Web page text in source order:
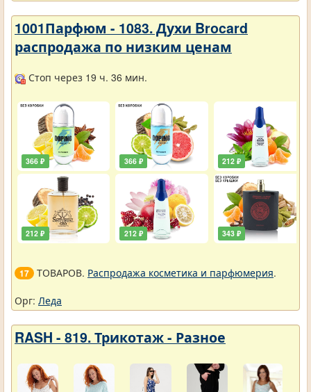
1001Парфюм - 1083. Духи Brocard
распродажа по низким ценам
Стоп через 19 ч. 36 мин.
366 ₽
212 ₽
366 ₽
212 ₽
212 ₽
343 ₽
17 ТОВАРОВ. Распродажа косметика и парфюмерия.
Орг: Леда
RASH - 819. Трикотаж - Разное